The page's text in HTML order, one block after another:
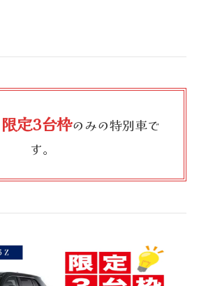
限定3台枠のみの特別車で
す。